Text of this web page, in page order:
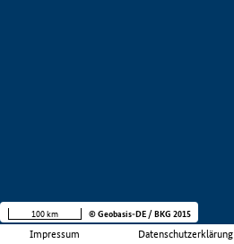
Impressum Datenschutzerklärung
100 km © Geobasis-DE / BKG 2015